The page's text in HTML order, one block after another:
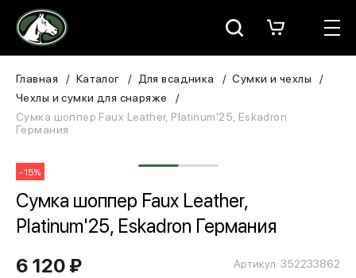
Москва
Для всадника
ЗООТОВАРЫ
Для собаки
Главная Каталог Для всадника
Сумки и чехлы
Чехлы и сумки для снаряже
Сумка шоппер Faux Leather, Platinum'25, Eskadron
Германия
-15%
Сумка шоппер Faux Leather,
Platinum'25, Eskadron Германия
Артикул: 352233862
6 120 ₽